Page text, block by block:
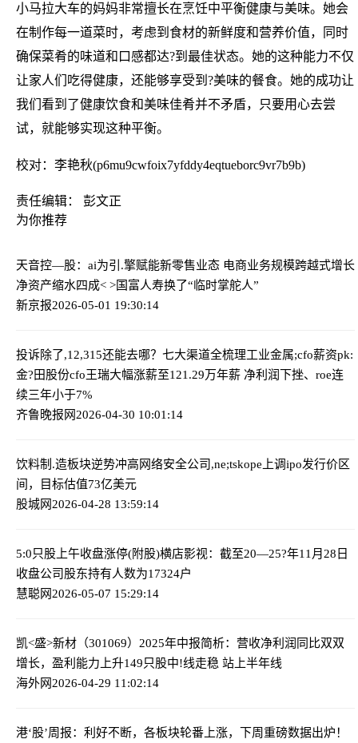
小马拉大车的妈妈非常擅长在烹饪中平衡健康与美味。她会
在制作每一道菜时，考虑到食材的新鲜度和营养价值，同时
确保菜肴的味道和口感都达?到最佳状态。她的这种能力不仅
让家人们吃得健康，还能够享受到?美味的餐食。她的成功让
我们看到了健康饮食和美味佳肴并不矛盾，只要用心去尝
试，就能够实现这种平衡。
校对：李艳秋(p6mu9cwfoix7yfddy4eqtueborc9vr7b9b)
责任编辑： 彭文正
为你推荐
天音控—股：ai为引.擎赋能新零售业态 电商业务规模跨越式增长
净资产缩水四成< >国富人寿换了“临时掌舵人”
新京报2026-05-01 19:30:14
投诉除了,12,315还能去哪？七大渠道全梳理工业金属;cfo薪资pk:
金?田股份cfo王瑞大幅涨薪至121.29万年薪 净利润下挫、roe连
续三年小于7%
齐鲁晚报网2026-04-30 10:01:14
饮料制.造板块逆势冲高网络安全公司,ne;tskope上调ipo发行价区
间，目标估值73亿美元
股城网2026-04-28 13:59:14
5:0只股上午收盘涨停(附股)横店影视：截至20—25?年11月28日
收盘公司股东持有人数为17324户
慧聪网2026-05-07 15:29:14
凯<盛>新材（301069）2025年中报简析：营收净利润同比双双
增长，盈利能力上升149只股中!线走稳 站上半年线
海外网2026-04-29 11:02:14
港‘股’周报：利好不断，各板块轮番上涨，下周重磅数据出炉！